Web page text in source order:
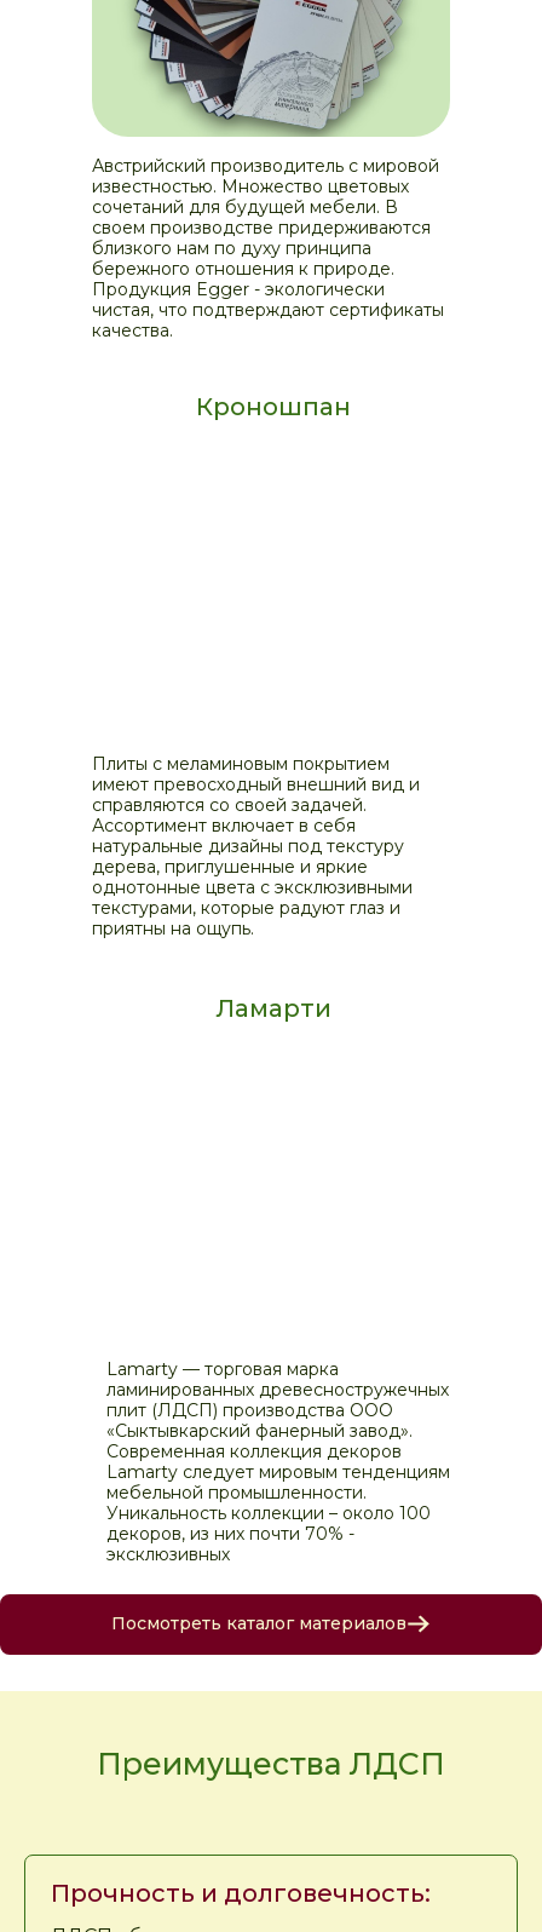
Австрийский производитель с мировой
известностью. Множество цветовых
сочетаний для будущей мебели. В
своем производстве придерживаются
близкого нам по духу принципа
бережного отношения к природе.
Продукция Egger - экологически
чистая, что подтверждают сертификаты
качества.
Плиты с меламиновым покрытием
имеют превосходный внешний вид и
справляются со своей задачей.
Ассортимент включает в себя
натуральные дизайны под текстуру
дерева, приглушенные и яркие
однотонные цвета с эксклюзивными
текстурами, которые радуют глаз и
приятны на ощупь.
Lamarty — торговая марка
ламинированных древесностружечных
плит (ЛДСП) производства ООО
«Сыктывкарский фанерный завод».
Современная коллекция декоров
Lamarty следует мировым тенденциям
мебельной промышленности.
Уникальность коллекции – около 100
декоров, из них почти 70% -
эксклюзивных
Кроношпан
Ламарти
Посмотреть каталог материалов
Преимущества ЛДСП
Прочность и долговечность: